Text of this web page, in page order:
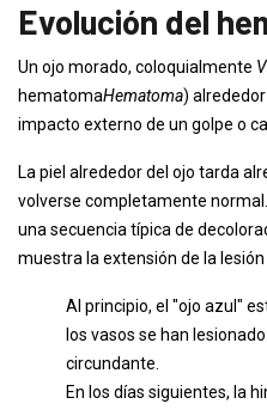
Evolución del
Un ojo morado, coloquialmente
hematomaHematoma)
impacto externo de un golpe o
La piel alrededor del ojo tarda
volverse completamente
una secuencia típica de
muestra la extensión de la
Al principio, el "ojo azul"
los vasos se han
circundante.
En los días siguientes, la